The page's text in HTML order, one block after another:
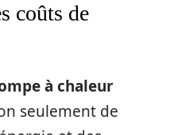
coûts de
à chaleur
seulement de